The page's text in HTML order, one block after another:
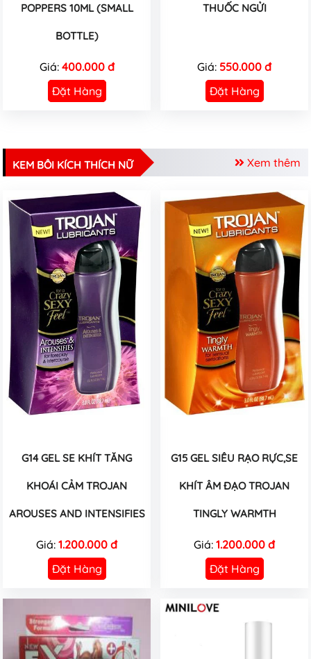
POPPERS 10ML (SMALL
BOTTLE)
Giá: 400.000 đ
Đặt Hàng
THUỐC NGỬI
Giá: 550.000 đ
Đặt Hàng
Xem thêm
KEM BÔI KÍCH THÍCH NỮ
G14 GEL SE KHÍT TĂNG
KHOÁI CẢM TROJAN
AROUSES AND INTENSIFIES
Giá: 1.200.000 đ
Đặt Hàng
G15 GEL SIÊU RẠO RỰC,SE
KHÍT ÂM ĐẠO TROJAN
TINGLY WARMTH
Giá: 1.200.000 đ
Đặt Hàng